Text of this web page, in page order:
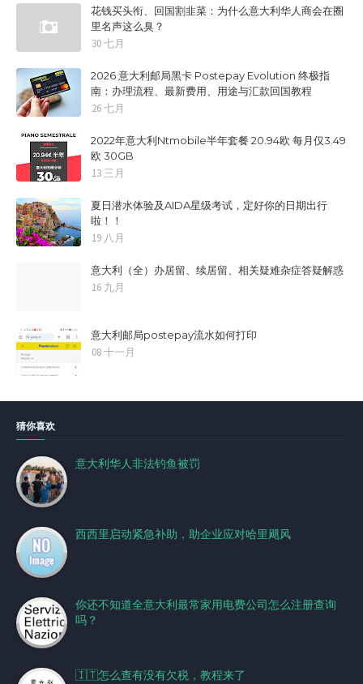
花钱买头衔、回国割韭菜：为什么意大利华人商会在圈
里名声这么臭？
30 七月
2026 意大利邮局黑卡 Postepay Evolution 终极指
南：办理流程、最新费用、用途与汇款回国教程
26 七月
2022年意大利Ntmobile半年套餐 20.94欧 每月仅3.49
欧 30GB
13 三月
夏日潜水体验及AIDA星级考试，定好你的日期出行
啦！！
19 八月
意大利（全）办居留、续居留、相关疑难杂症答疑解惑
16 九月
意大利邮局postepay流水如何打印
08 十一月
猜你喜欢
意大利华人非法钓鱼被罚
西西里启动紧急补助，助企业应对哈里飓风
你还不知道全意大利最常家用电费公司怎么注册查询
吗？
🇮🇹怎么查有没有欠税，教程来了